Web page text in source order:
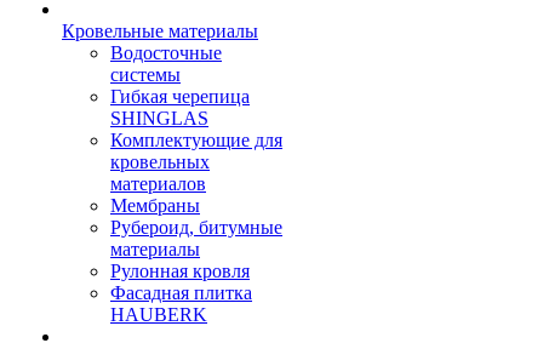
Кровельные материалы
Водосточные
системы
Гибкая черепица
SHINGLAS
Комплектующие для
кровельных
материалов
Мембраны
Рубероид, битумные
материалы
Рулонная кровля
Фасадная плитка
HAUBERK